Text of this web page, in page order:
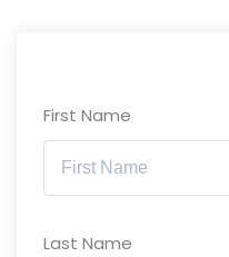
First Name
Last Name